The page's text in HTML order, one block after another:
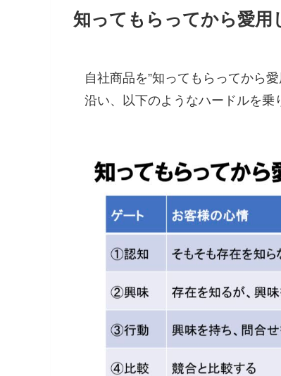
知ってもらってから愛用
自社商品を”知ってもらってから
沿い、以下のようなハードルを乗